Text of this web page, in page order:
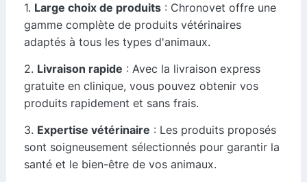
1. Large choix de produits : Chronovet offre une
gamme complète de produits vétérinaires
adaptés à tous les types d'animaux.
2. Livraison rapide : Avec la livraison express
gratuite en clinique, vous pouvez obtenir vos
produits rapidement et sans frais.
3. Expertise vétérinaire : Les produits proposés
sont soigneusement sélectionnés pour garantir la
santé et le bien-être de vos animaux.